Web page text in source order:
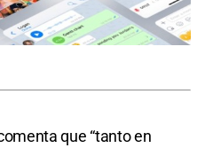
que “tanto en